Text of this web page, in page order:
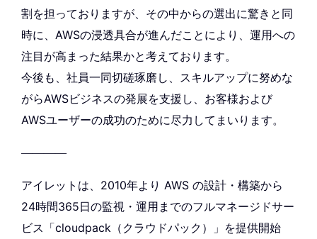
割を担っておりますが、その中からの選出に驚きと同
時に、AWSの浸透具合が進んだことにより、運用への
注目が高まった結果かと考えております。
今後も、社員一同切磋琢磨し、スキルアップに努めな
がらAWSビジネスの発展を支援し、お客様および
AWSユーザーの成功のために尽力してまいります。
————
アイレットは、2010年より AWS の設計・構築から
24時間365日の監視・運用までのフルマネージドサー
ビス「cloudpack（クラウドパック）」を提供開始